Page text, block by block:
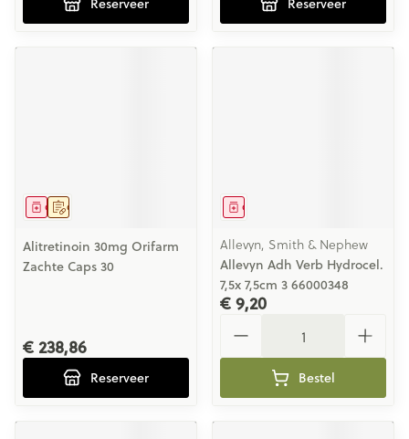
Reserveer Reserveer
Op voorschrift
Geneesmiddel
Alitretinoin 30mg Orifarm
Zachte Caps 30
€ 238,86
Reserveer
Geneesmiddel
Allevyn, Smith & Nephew
Allevyn Adh Verb Hydrocel.
7,5x 7,5cm 3 66000348
€ 9,20
Bestel